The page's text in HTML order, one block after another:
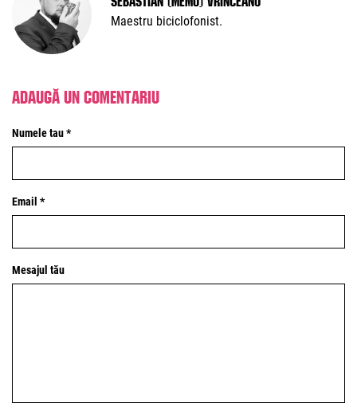
Maestru biciclofonist.
Adaugă un comentariu
Numele tau *
Email *
Mesajul tău